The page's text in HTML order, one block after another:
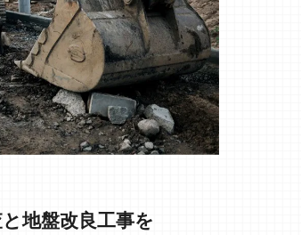
地盤改良工事を